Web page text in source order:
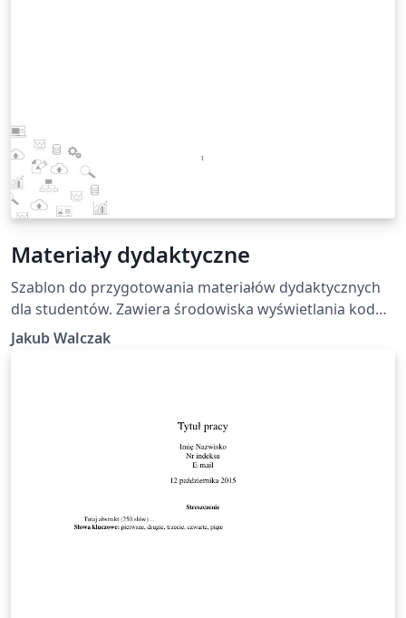
Materiały dydaktyczne
Szablon do przygotowania materiałów dydaktycznych
dla studentów. Zawiera środowiska wyświetlania kodu
oraz trzy kolory ramek dla podkreślenia informacji
szczególnie istotnych.
Jakub Walczak